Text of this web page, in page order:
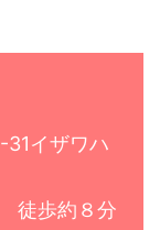
31イザワハ
徒歩約８分